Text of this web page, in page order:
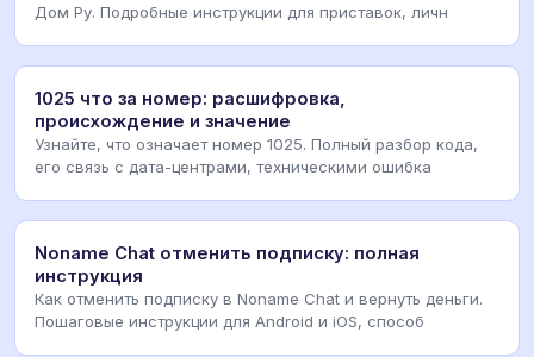
Дом Ру. Подробные инструкции для приставок, личн
1025 что за номер: расшифровка,
происхождение и значение
Узнайте, что означает номер 1025. Полный разбор кода,
его связь с дата-центрами, техническими ошибка
Noname Chat отменить подписку: полная
инструкция
Как отменить подписку в Noname Chat и вернуть деньги.
Пошаговые инструкции для Android и iOS, способ